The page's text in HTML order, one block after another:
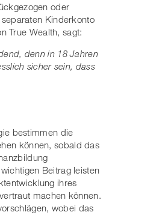
oder
Kinderkonto
True Wealth, sagt:
denn in 18 Jahren
sicher sein, dass
bestimmen die
können, sobald das
Beitrag leisten
ihres
machen können.
wobei das